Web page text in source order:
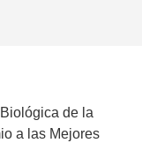
de la
a las Mejores